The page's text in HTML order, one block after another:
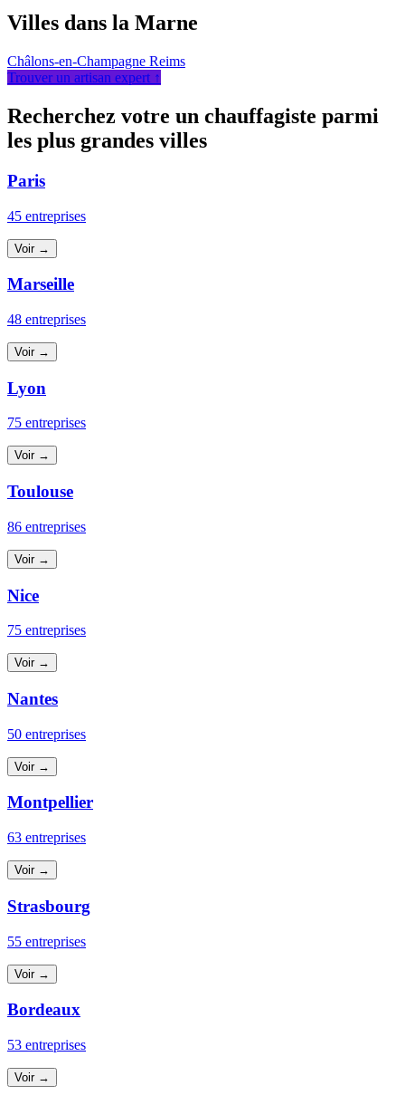
Villes dans la Marne
Châlons-en-Champagne Reims
Trouver un artisan expert ↑
Recherchez votre un chauffagiste parmi
les plus grandes villes
Paris
45 entreprises
Voir →
Marseille
48 entreprises
Voir →
Lyon
75 entreprises
Voir →
Toulouse
86 entreprises
Voir →
Nice
75 entreprises
Voir →
Nantes
50 entreprises
Voir →
Montpellier
63 entreprises
Voir →
Strasbourg
55 entreprises
Voir →
Bordeaux
53 entreprises
Voir →